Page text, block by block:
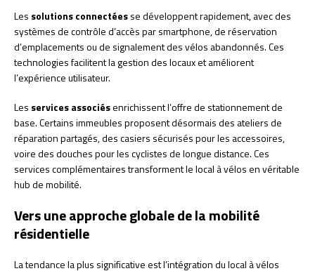
Les solutions connectéesse développent rapidement, avec des
systèmes de contrôle d’accès par smartphone, de réservation
d’emplacements ou de signalement des vélos abandonnés. Ces
technologies facilitent la gestion des locaux et améliorent
l’expérience utilisateur.
Les services associésenrichissent l’offre de stationnement de
base. Certains immeubles proposent désormais des ateliers de
réparation partagés, des casiers sécurisés pour les accessoires,
voire des douches pour les cyclistes de longue distance. Ces
services complémentaires transforment le local à vélos en véritable
hub de mobilité.
Vers une approche globale de la mobilité
résidentielle
La tendance la plus significative est l’intégration du local à vélos